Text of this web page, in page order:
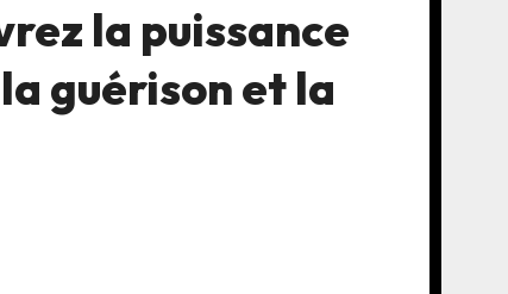
la puissance
guérison et la